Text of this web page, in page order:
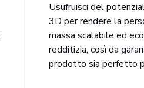
Usufruisci del
3D per rendere la
massa scalabile ed
redditizia, così da
prodotto sia perfetto